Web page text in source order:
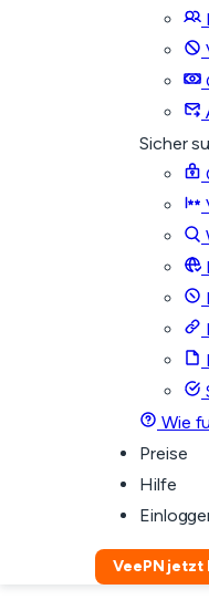
Sicher
Wie
Preise
Hilfe
VeePN jetzt